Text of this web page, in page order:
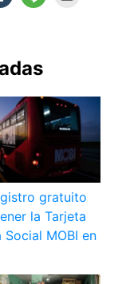
gratuito
la Tarjeta
Social MOBI en